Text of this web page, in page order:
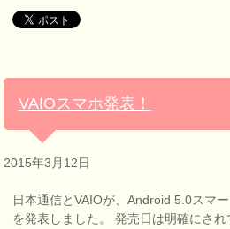
VAIOスマホ発表！
2015年3月12日
日本通信とVAIOが、Android 5.0スマ
を発表しました。 発売日は明確にさ